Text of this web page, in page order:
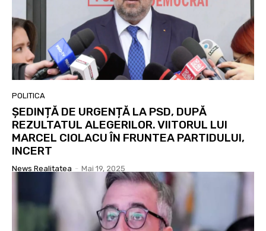
POLITICA
ȘEDINȚĂ DE URGENȚĂ LA PSD, DUPĂ
REZULTATUL ALEGERILOR. VIITORUL LUI
MARCEL CIOLACU ÎN FRUNTEA PARTIDULUI,
INCERT
News Realitatea - Mai 19, 2025